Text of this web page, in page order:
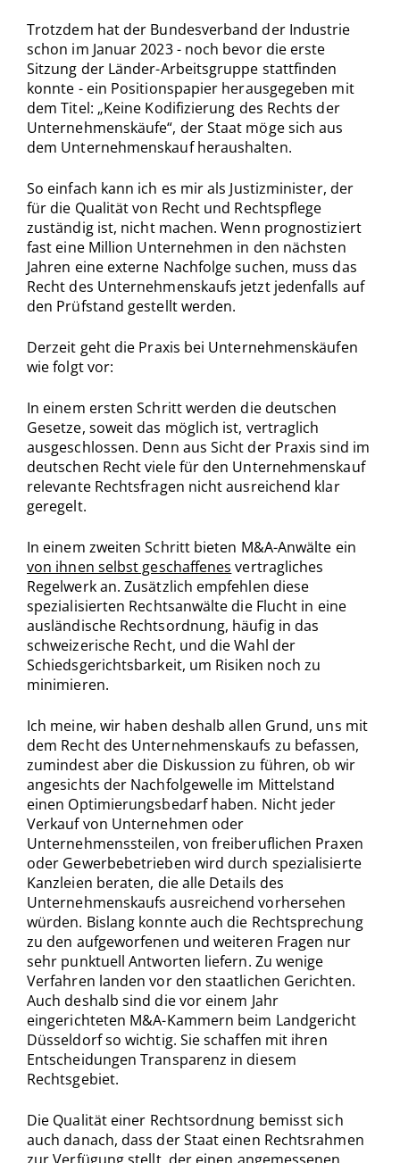
Trotzdem hat der Bundesverband der Industrie
schon im Januar 2023 - noch bevor die erste
Sitzung der Länder-Arbeitsgruppe stattfinden
konnte - ein Positionspapier herausgegeben mit
dem Titel: „Keine Kodifizierung des Rechts der
Unternehmenskäufe“, der Staat möge sich aus
dem Unternehmenskauf heraushalten.
So einfach kann ich es mir als Justizminister, der
für die Qualität von Recht und Rechtspflege
zuständig ist, nicht machen. Wenn prognostiziert
fast eine Million Unternehmen in den nächsten
Jahren eine externe Nachfolge suchen, muss das
Recht des Unternehmenskaufs jetzt jedenfalls auf
den Prüfstand gestellt werden.
Derzeit geht die Praxis bei Unternehmenskäufen
wie folgt vor:
In einem ersten Schritt werden die deutschen
Gesetze, soweit das möglich ist, vertraglich
ausgeschlossen. Denn aus Sicht der Praxis sind im
deutschen Recht viele für den Unternehmenskauf
relevante Rechtsfragen nicht ausreichend klar
geregelt.
In einem zweiten Schritt bieten M&A-Anwälte ein
von ihnen selbst geschaffenes vertragliches
Regelwerk an. Zusätzlich empfehlen diese
spezialisierten Rechtsanwälte die Flucht in eine
ausländische Rechtsordnung, häufig in das
schweizerische Recht, und die Wahl der
Schiedsgerichtsbarkeit, um Risiken noch zu
minimieren.
Ich meine, wir haben deshalb allen Grund, uns mit
dem Recht des Unternehmenskaufs zu befassen,
zumindest aber die Diskussion zu führen, ob wir
angesichts der Nachfolgewelle im Mittelstand
einen Optimierungsbedarf haben. Nicht jeder
Verkauf von Unternehmen oder
Unternehmenssteilen, von freiberuflichen Praxen
oder Gewerbebetrieben wird durch spezialisierte
Kanzleien beraten, die alle Details des
Unternehmenskaufs ausreichend vorhersehen
würden. Bislang konnte auch die Rechtsprechung
zu den aufgeworfenen und weiteren Fragen nur
sehr punktuell Antworten liefern. Zu wenige
Verfahren landen vor den staatlichen Gerichten.
Auch deshalb sind die vor einem Jahr
eingerichteten M&A-Kammern beim Landgericht
Düsseldorf so wichtig. Sie schaffen mit ihren
Entscheidungen Transparenz in diesem
Rechtsgebiet.
Die Qualität einer Rechtsordnung bemisst sich
auch danach, dass der Staat einen Rechtsrahmen